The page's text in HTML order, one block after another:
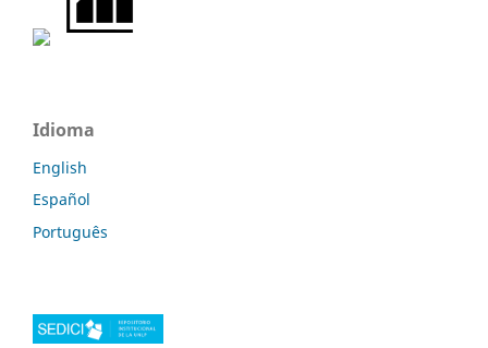
Idioma
English
Español
Português